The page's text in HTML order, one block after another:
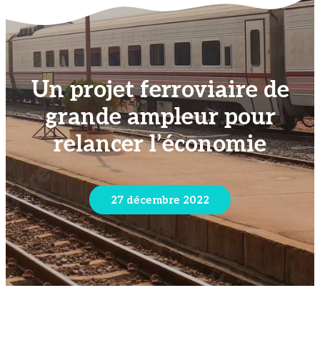
Un projet ferroviaire de
grande ampleur pour
relancer l’économie
27 décembre 2022